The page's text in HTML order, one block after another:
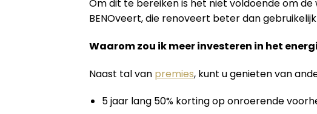
Om dit te bereiken is het niet voldoende om
BENOveert, die renoveert beter dan
Waarom zou ik meer investeren in het
Naast tal van premies, kunt u genieten van
5 jaar lang 50% korting op onroerende